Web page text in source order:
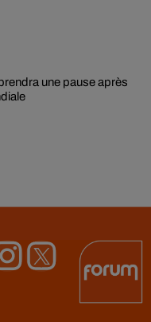
une pause après